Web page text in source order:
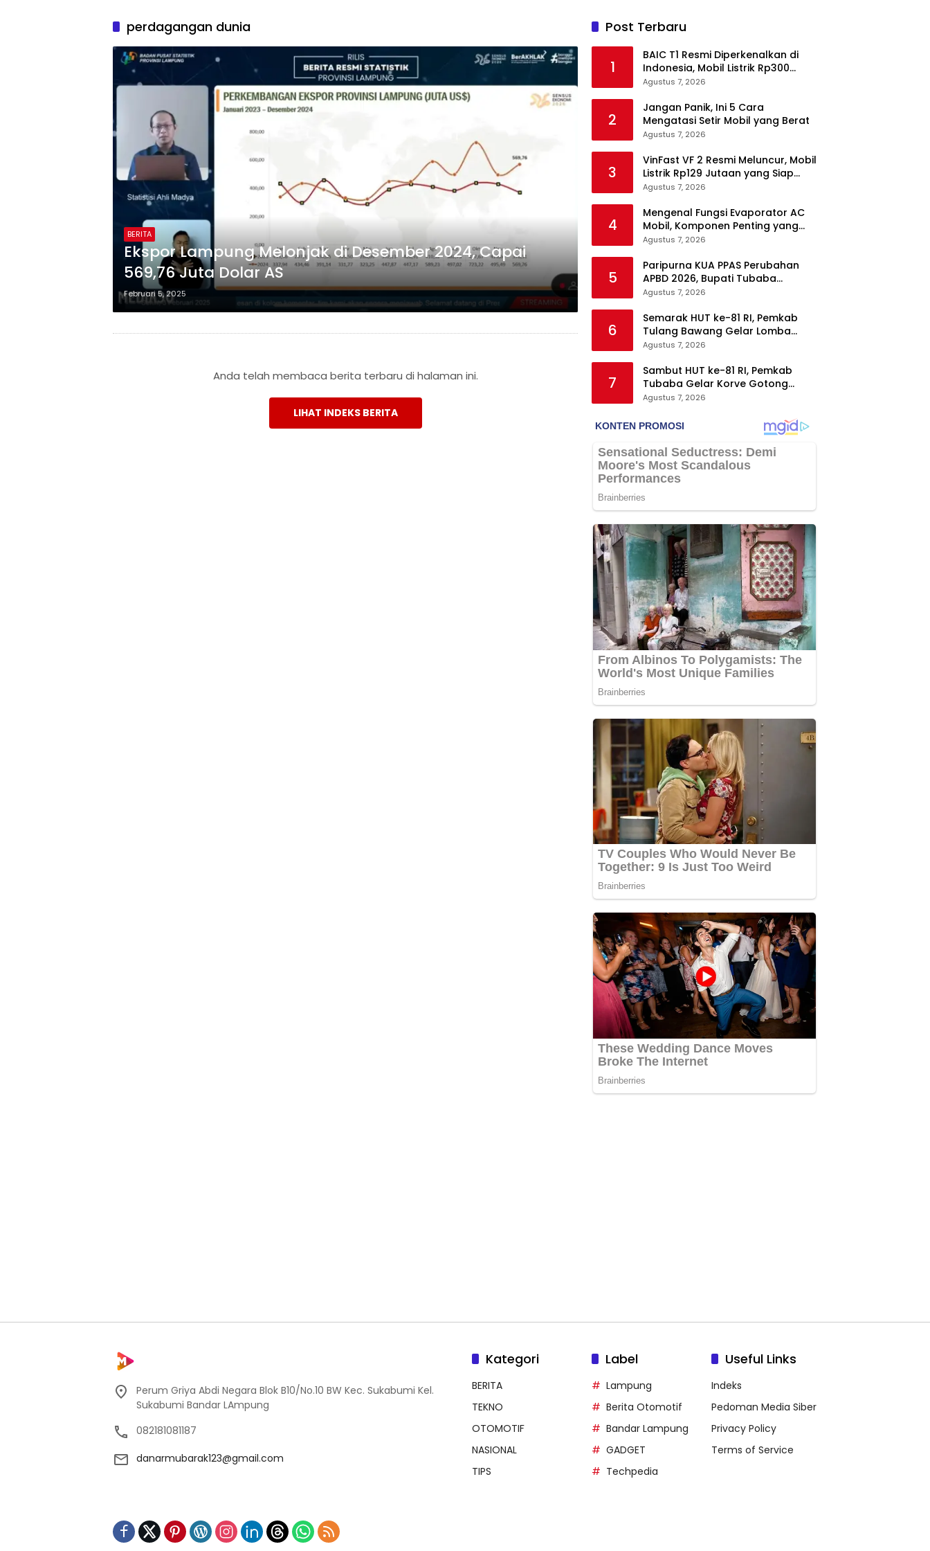
perdagangan dunia
BERITA
Ekspor Lampung Melonjak di Desember 2024, Capai
569,76 Juta Dolar AS
Februari 5, 2025
Anda telah membaca berita terbaru di halaman ini.
LIHAT INDEKS BERITA
Post Terbaru
1
BAIC T1 Resmi Diperkenalkan di
Indonesia, Mobil Listrik Rp300
Jutaan Siap Ramaikan Pasar EV
Agustus 7, 2026
2
Jangan Panik, Ini 5 Cara
Mengatasi Setir Mobil yang Berat
Agustus 7, 2026
3
VinFast VF 2 Resmi Meluncur, Mobil
Listrik Rp129 Jutaan yang Siap
Jadi Alternatif Pengganti Motor
Agustus 7, 2026
4
Mengenal Fungsi Evaporator AC
Mobil, Komponen Penting yang
Sering Terlupakan
Agustus 7, 2026
5
Paripurna KUA PPAS Perubahan
APBD 2026, Bupati Tubaba
Targetkan Pendapatan Daerah
Agustus 7, 2026
6
Semarak HUT ke-81 RI, Pemkab
Tulang Bawang Gelar Lomba
Senam Udang Manis
Agustus 7, 2026
7
Sambut HUT ke-81 RI, Pemkab
Tubaba Gelar Korve Gotong
Royong dan Bersih-Bersih
Agustus 7, 2026
Perum Griya Abdi Negara Blok B10/No.10 BW Kec. Sukabumi Kel.
Sukabumi Bandar LAmpung
082181081187
danarmubarak123@gmail.com
Kategori
BERITA
TEKNO
OTOMOTIF
NASIONAL
TIPS
Label
Lampung
Berita Otomotif
Bandar Lampung
GADGET
Techpedia
Useful Links
Indeks
Pedoman Media Siber
Privacy Policy
Terms of Service